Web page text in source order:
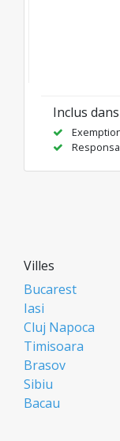
Inclus
Villes
Bucarest
Iasi
Cluj Napoca
Timisoara
Brasov
Sibiu
Bacau